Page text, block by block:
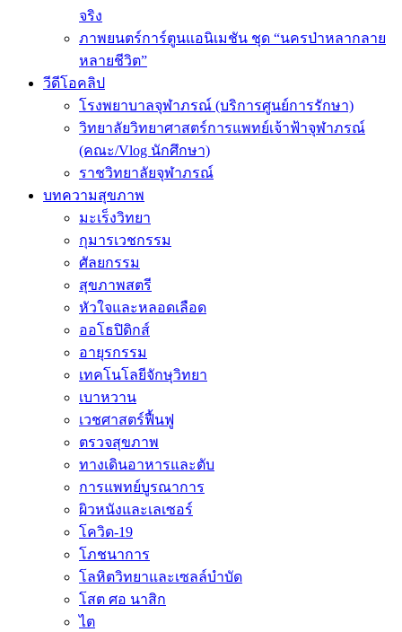
จริง
ภาพยนตร์การ์ตูนแอนิเมชัน ชุด “นครป่าหลากลาย
หลายชีวิต”
วีดีโอคลิป
โรงพยาบาลจุฬาภรณ์ (บริการศูนย์การรักษา)
วิทยาลัยวิทยาศาสตร์การแพทย์เจ้าฟ้าจุฬาภรณ์
(คณะ/Vlog นักศึกษา)
ราชวิทยาลัยจุฬาภรณ์
บทความสุขภาพ
มะเร็งวิทยา
กุมารเวชกรรม
ศัลยกรรม
สุขภาพสตรี
หัวใจและหลอดเลือด
ออโธปิดิกส์
อายุรกรรม
เทคโนโลยีจักษุวิทยา
เบาหวาน
เวชศาสตร์ฟื้นฟู
ตรวจสุขภาพ
ทางเดินอาหารและตับ
การแพทย์บูรณาการ
ผิวหนังและเลเซอร์
โควิด-19
โภชนาการ
โลหิตวิทยาและเซลล์บำบัด
โสต ศอ นาสิก
ไต